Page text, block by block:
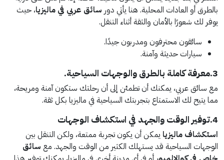
بالطرق أو العادات المحلية. هنا يأتي دور سائق عربي في ماليزيا، حيث
يوفر لك شعورًا بالأمان والثقة أثناء التنقل.
سائقون محترفون ومدربون جيدًا.
سيارات حديثة وآمنة.
3.معرفة كاملة بالطرق والوجهات السياحية.
مع سائق عربي، يمكنك أن تطمئن إلى أن رحلتك ستكون آمنة ومريحة،
مما يتيح لك الاستمتاع بتجربتك السياحية في ماليزيا بكل ثقة.
4.توفير الوقت والجهد في استكشاف الوجهات
استكشاف ماليزيا يمكن أن يكون تجربة ممتعة، ولكن التنقل بين
الوجهات السياحية قد يستهلك الكثير من الوقت والجهد. مع سائق